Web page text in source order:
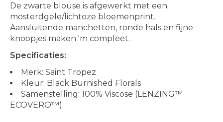
De zwarte blouse is afgewerkt met een
mosterdgele/lichtoze bloemenprint.
Aansluitende manchetten, ronde hals en fijne
knoopjes maken 'm compleet.
Specificaties:
Merk: Saint Tropez
Kleur: Black Burnished Florals
Samenstelling: 100% Viscose (LENZING™
ECOVERO™)